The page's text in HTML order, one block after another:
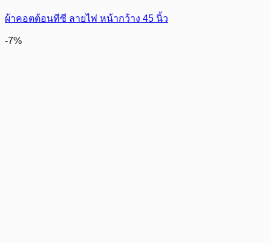
ผ้าคอตต้อนทีซี ลายไพ่ หน้ากว้าง 45 นิ้ว
-7%